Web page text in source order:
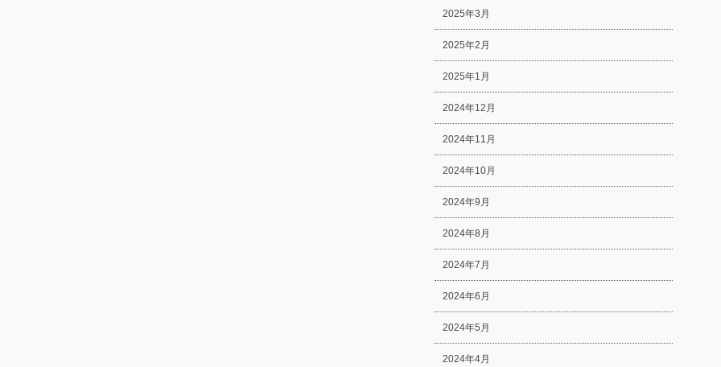
2025年3月
2025年2月
2025年1月
2024年12月
2024年11月
2024年10月
2024年9月
2024年8月
2024年7月
2024年6月
2024年5月
2024年4月